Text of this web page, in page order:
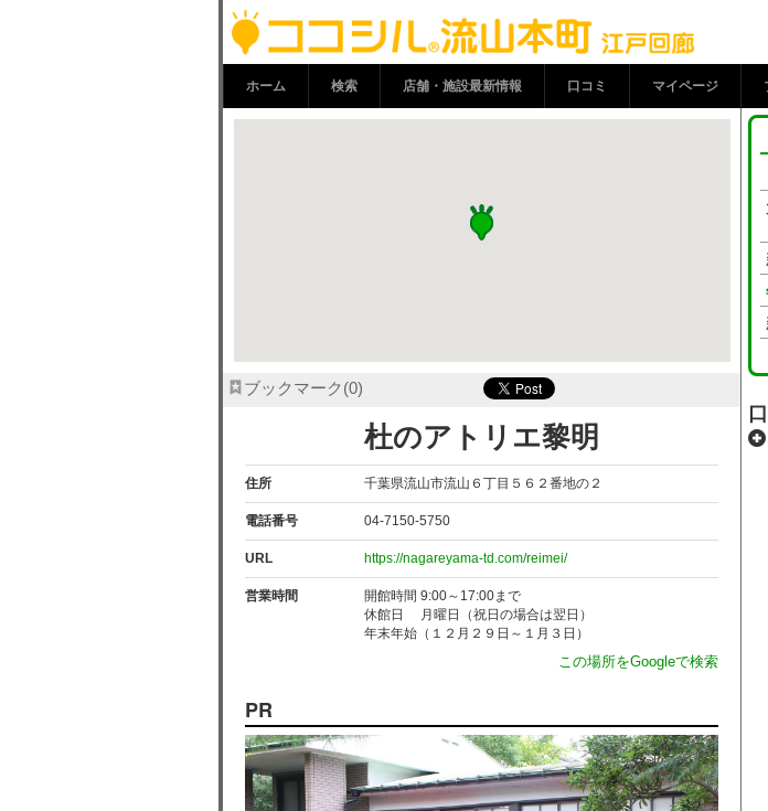
杜のアトリエ黎明 | ココシル
廊
ホーム 検索 店舗・施設最新情報 口コミ マイページ
ブックマーク 0
杜のアトリエ黎明
住所 千葉県流山市流山６丁目５６２番地の２
電話番号 04-7150-5750
URL https://nagareyama-td.com/reimei/
営業時間
開館時間 9:00～17:00まで
休館日 月曜日（祝日の場合は翌日）
年末年始（１２月２９日～１月３日）
この場所をGoogleで検索
PR